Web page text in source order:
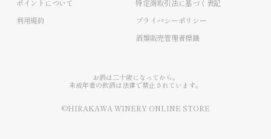
ポイントについて
利用規約
特定商取引法に基づく表記
プライバシーポリシー
酒類販売管理者標識
お酒は二十歳になってから。
未成年者の飲酒は法律で禁止されています。
©HIRAKAWA WINERY ONLINE STORE